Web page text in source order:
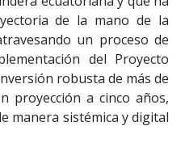
de la mano de la
un proceso de
del Proyecto
robusta de más de
proyección a cinco años,
manera sistémica y digital